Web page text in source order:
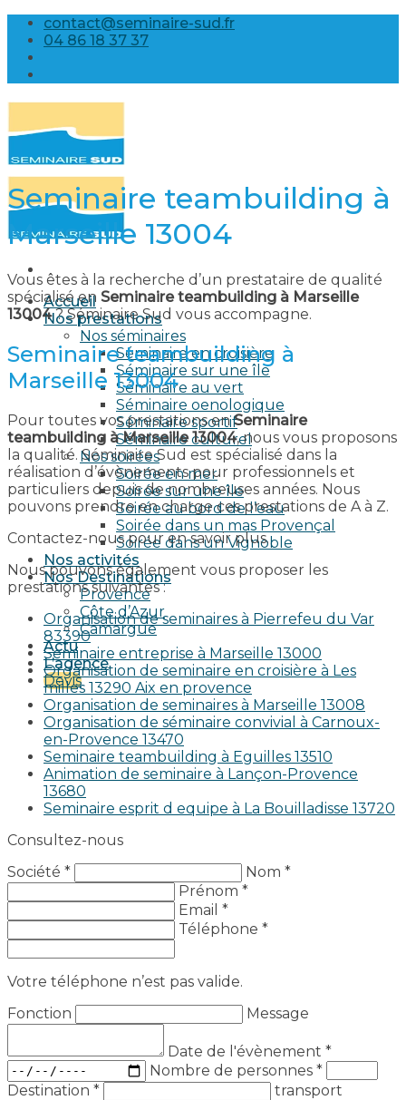
Skip
content
contact@seminaire-sud.fr
04 86 18 37 37
Accueil
Nos prestations
Nos séminaires
Séminaire en croisière
Séminaire sur une île
Séminaire au vert
Séminaire oenologique
Séminaire sportif
Séminaire culturel
Nos soirées
Soirée en mer
Soirée sur une île
Soirée au bord de l’eau
Soirée dans un mas Provençal
Soirée dans un Vignoble
Nos activités
Nos Destinations
Provence
Côte d’Azur
Camargue
Actu
L’agence
Devis
Seminaire teambuilding à
Marseille 13004
Vous êtes à la recherche d’un prestataire de qualité
spécialisé en Seminaire teambuilding à Marseille
13004? Séminaire Sud vous accompagne.
Seminaire teambuilding à
Marseille 13004
Pour toutes vos prestations enSeminaire
teambuilding à Marseille 13004, nous vous proposons
la qualité. Séminaire Sud est spécialisé dans la
réalisation d’évènements pour professionnels et
particuliers depuis de nombreuses années. Nous
pouvons prendre en charge ces prestations de A à Z.
Contactez-nous pour en savoir plus.
Nous pouvons également vous proposer les
prestations suivantes :
Organisation de seminaires à Pierrefeu du Var
83390
Seminaire entreprise à Marseille 13000
Organisation de seminaire en croisière à Les
milles 13290 Aix en provence​
Organisation de seminaires à Marseille 13008
Organisation de séminaire convivial à Carnoux-
en-Provence 13470
Seminaire teambuilding à Eguilles 13510
Animation de seminaire à Lançon-Provence
13680
Seminaire esprit d equipe à La Bouilladisse 13720
Consultez-nous
Société *
Nom *
Prénom *
Email *
Téléphone *
Votre téléphone n’est pas valide.
Fonction
Message
Date de l'évènement *
Nombre de personnes *
Destination *
transport